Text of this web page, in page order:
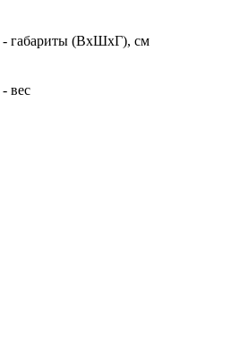
- габариты (ВхШхГ), см
вес